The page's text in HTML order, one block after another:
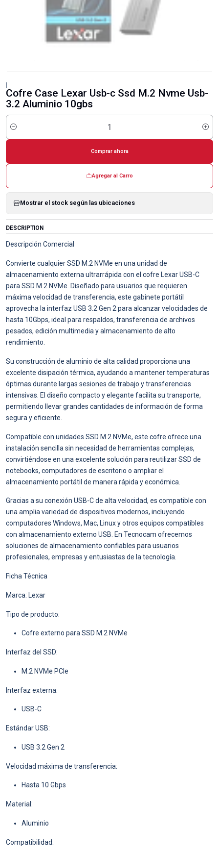
Cofre Case Lexar Usb-c Ssd M.2 Nvme Usb-
3.2 Aluminio 10gbs
Cantidad
Agregar al Carro
Comprar ahora
Mostrar el stock según las ubicaciones
DESCRIPTION
Descripción Comercial
Convierte cualquier SSD M.2 NVMe en una unidad de
almacenamiento externa ultrarrápida con el cofre Lexar USB-C
para SSD M.2 NVMe. Diseñado para usuarios que requieren
máxima velocidad de transferencia, este gabinete portátil
aprovecha la interfaz USB 3.2 Gen 2 para alcanzar velocidades de
hasta 10Gbps, ideal para respaldos, transferencia de archivos
pesados, edición multimedia y almacenamiento de alto
rendimiento.
Su construcción de aluminio de alta calidad proporciona una
excelente disipación térmica, ayudando a mantener temperaturas
óptimas durante largas sesiones de trabajo y transferencias
intensivas. El diseño compacto y elegante facilita su transporte,
permitiendo llevar grandes cantidades de información de forma
segura y eficiente.
Compatible con unidades SSD M.2 NVMe, este cofre ofrece una
instalación sencilla sin necesidad de herramientas complejas,
convirtiéndose en una excelente solución para reutilizar SSD de
notebooks, computadores de escritorio o ampliar el
almacenamiento portátil de manera rápida y económica.
Gracias a su conexión USB-C de alta velocidad, es compatible con
una amplia variedad de dispositivos modernos, incluyendo
computadores Windows, Mac, Linux y otros equipos compatibles
con almacenamiento externo USB. En Tecnocam ofrecemos
soluciones de almacenamiento confiables para usuarios
profesionales, empresas y entusiastas de la tecnología.
Ficha Técnica
Marca: Lexar
Tipo de producto:
Cofre externo para SSD M.2 NVMe
Interfaz del SSD:
M.2 NVMe PCIe
Interfaz externa:
USB-C
Estándar USB:
USB 3.2 Gen 2
Velocidad máxima de transferencia:
Hasta 10 Gbps
Material:
Aluminio
Compatibilidad: